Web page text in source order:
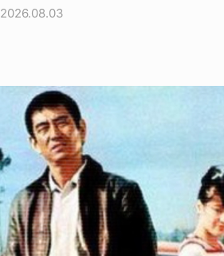
2026.08.03